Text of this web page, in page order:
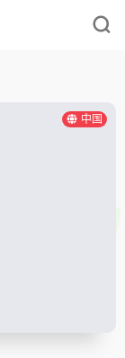
中国